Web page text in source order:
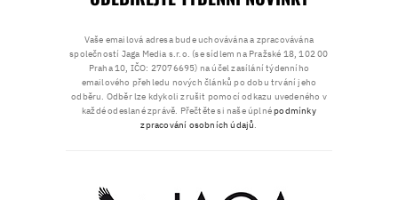
Vaše emailová adresa bude uchovávána a zpracovávána
společností Jaga Media s.r.o. (se sídlem na Pražské 18, 102 00
Praha 10, IČO: 27076695) na účel zasílání týdenního
emailového přehledu nových článků po dobu trvání jeho
odběru. Odběr lze kdykoli zrušit pomocí odkazu uvedeného v
každé odeslané zprávě. Přečtěte si naše úplnépodmínky
zpracování osobních údajů.